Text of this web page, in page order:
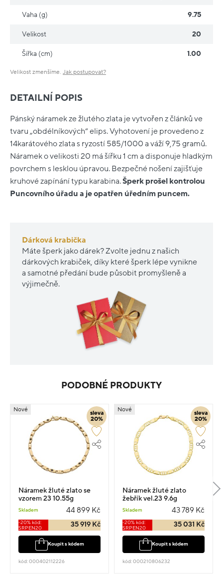
DETAILNÍ POPIS
Pánský náramek ze žlutého zlata je vytvořen z článků ve
tvaru „obdélníkových“ elips. Vyhotovení je provedeno z
14karátového zlata s ryzostí 585/1000 a váží 9,75 gramů.
Náramek o velikosti 20 má šířku 1 cm a disponuje hladkým
povrchem s lesklou úpravou. Bezpečné nošení zajišťuje
kruhové zapínání typu karabina.Šperk prošel kontrolou
Puncovního úřadu a je opatřen úředním puncem.
Dárková krabička
Máte šperk jako dárek? Zvolte jednu z našich
dárkových krabiček, díky které šperk lépe vynikne
a samotné předání bude působit promyšleně a
výjimečně.
Vaha (g) 9.75
Velikost 20
Šířka (cm) 1.00
Velikost zmenšíme. Jak postupovat?
PODOBNÉ PRODUKTY
sleva
20%
Nové
Náramek žluté zlato se
vzorem 23 10.55g
Skladem 44 899 Kč
-20% kód:
SRPEN20
35 919 Kč
Koupit s kódem
kód: 000402112226
sleva
20%
Nové
Náramek žluté zlato
žebřík vel.23 9.6g
Skladem 43 789 Kč
-20% kód:
SRPEN20
35 031 Kč
Koupit s kódem
kód: 000210806232